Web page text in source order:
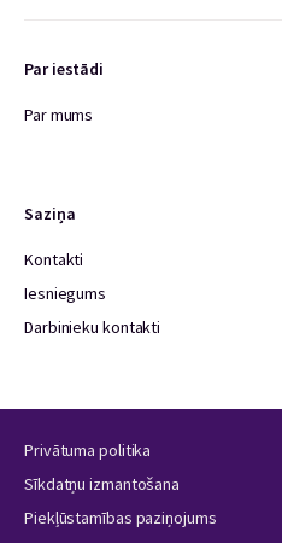
Par iestādi
Par mums
Saziņa
Kontakti
Iesniegums
Darbinieku kontakti
Privātuma politika
Sīkdatņu izmantošana
Piekļūstamības paziņojums